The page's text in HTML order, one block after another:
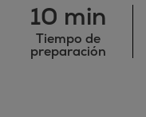
10 min
Tiempo de
preparación